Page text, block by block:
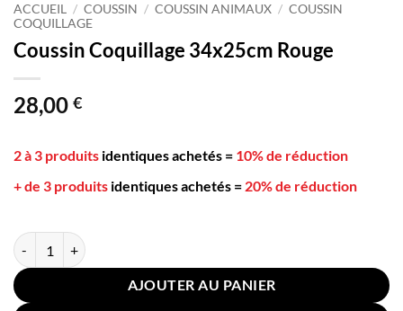
ACCUEIL / COUSSIN / COUSSIN ANIMAUX / COUSSIN
COQUILLAGE
Coussin Coquillage 34x25cm Rouge
28,00 €
2 à 3 produits identiques achetés = 10% de réduction
+ de 3 produits identiques achetés = 20% de réduction
quantité de Coussin Coquillage 34x25cm Rouge
AJOUTER AU PANIER